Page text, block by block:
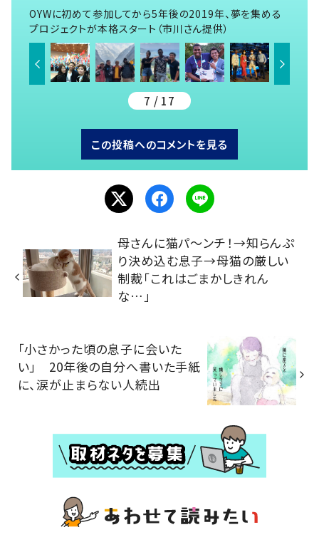
OYWに初めて参加してから5年後の2019年、夢を集める
プロジェクトが本格スタート（市川さん提供）
7 / 17
この投稿へのコメントを見る
母さんに猫パ～ンチ！→知らんぷ
り決め込む息子→母猫の厳しい
制裁「これはごまかしきれん
な…」
「小さかった頃の息子に会いた
い」 20年後の自分へ書いた手紙
に、涙が止まらない人続出